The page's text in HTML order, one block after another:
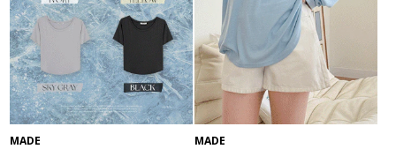
니트
수영복
아우터
MADE MADE